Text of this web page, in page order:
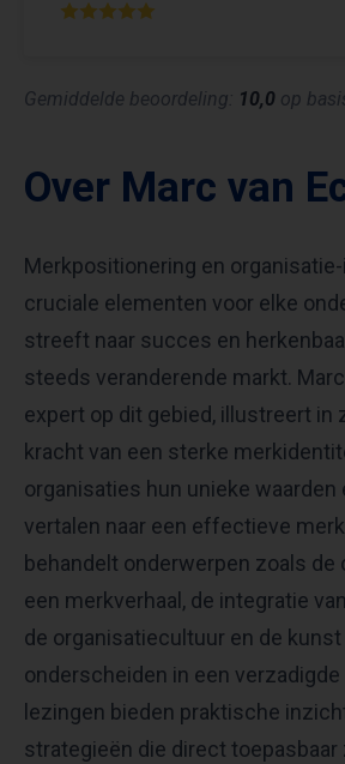
Gemiddelde beoordeling: 10,0 op
Over Marc van
Merkpositionering en
cruciale elementen voor elke
streeft naar succes en
steeds veranderende markt. Marc
expert op dit gebied, illustreert in
kracht van een sterke
organisaties hun unieke waarden
vertalen naar een effectieve
behandelt onderwerpen zoals de
een merkverhaal, de integratie
de organisatiecultuur en de kunst
onderscheiden in een
lezingen bieden praktische
strategieën die direct toepasbaar